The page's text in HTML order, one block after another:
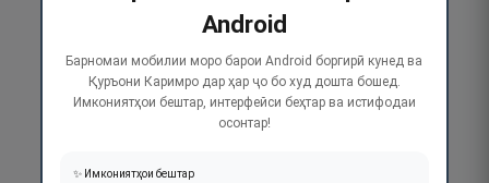
Android
Барномаи мобилии моро барои Android боргирӣ кунед ва
Қуръони Каримро дар ҳар ҷо бо худ дошта бошед.
Имкониятҳои бештар, интерфейси беҳтар ва истифодаи
осонтар!
✨ Имкониятҳои бештар